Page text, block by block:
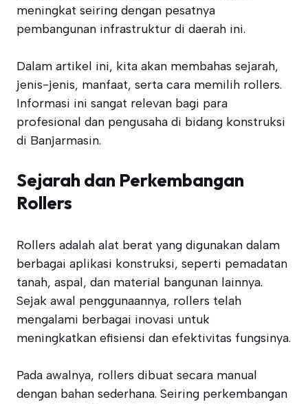
meningkat seiring dengan pesatnya
pembangunan infrastruktur di daerah ini.
Dalam artikel ini, kita akan membahas sejarah,
jenis-jenis, manfaat, serta cara memilih rollers.
Informasi ini sangat relevan bagi para
profesional dan pengusaha di bidang konstruksi
di Banjarmasin.
Sejarah dan Perkembangan
Rollers
Rollers adalah alat berat yang digunakan dalam
berbagai aplikasi konstruksi, seperti pemadatan
tanah, aspal, dan material bangunan lainnya.
Sejak awal penggunaannya, rollers telah
mengalami berbagai inovasi untuk
meningkatkan efisiensi dan efektivitas fungsinya.
Pada awalnya, rollers dibuat secara manual
dengan bahan sederhana. Seiring perkembangan